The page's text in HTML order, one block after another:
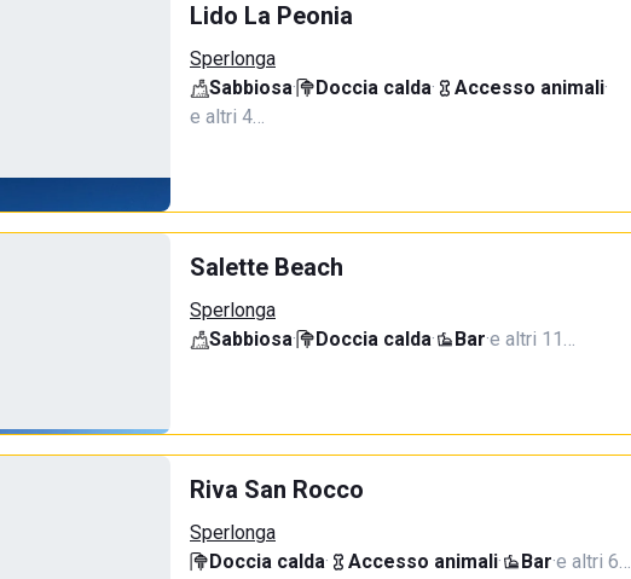
Lido La Peonia
Sperlonga
Sabbiosa· Doccia calda· Accesso animali·
e altri 4…
Salette Beach
Sperlonga
Sabbiosa· Doccia calda· Bar·e altri 11…
Riva San Rocco
Sperlonga
Doccia calda· Accesso animali· Bar·e altri 6…